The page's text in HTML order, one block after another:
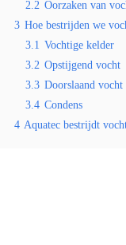
2.2 Oorzaken van
3 Hoe bestrijden we
3.1 Vochtige kelder
3.2 Opstijgend vocht
3.3 Doorslaand
3.4 Condens
4 Aquatec bestrijdt